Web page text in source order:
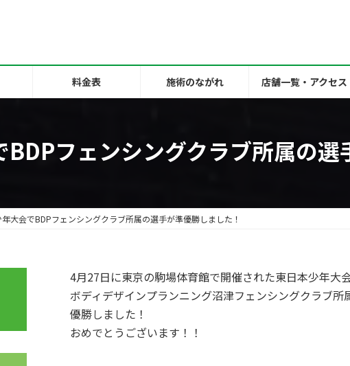
料金表 施術のながれ 店舗一覧・アクセス
フェンシングクラブ所属の選
大会でBDPフェンシングクラブ所属の選手が準優勝しました！
4月27日に東京の駒場体育館で開催された東日本少年大
ボディデザインプランニング沼津フェンシングクラブ
優勝しました！
おめでとうございます！！